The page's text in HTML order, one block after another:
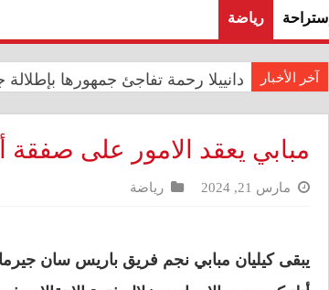
إستراحة رياضة
آخر الأخبار دانييلا رحمة تفاجئ جمهورها بإطلالة
رئيس الوزراء علي فالح الزيدي يترأس
مبابي يعقد الامور على صفقة
مارس 21, 2024 رياضة
يبقى كيليان مبابي نجم فريق باريس سان